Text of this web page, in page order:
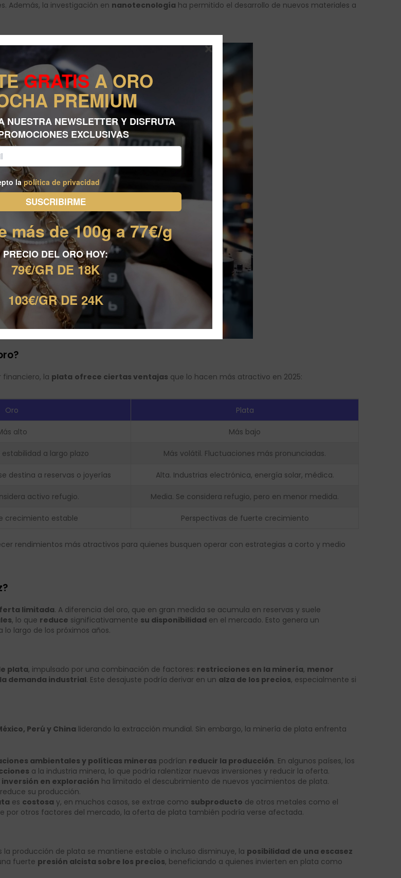
Además, la investigación en nanotecnología ha permitido el desarrollo de nuevos materiales a
financiero, la plata ofrece ciertas ventajas que lo hacen más atractivo en 2025:
Oro Plata
alto Más bajo
estabilidad a largo plazo Más volátil. Fluctuaciones más pronunciadas.
destina a reservas o joyerías Alta. Industrias electrónica, energía solar, médica.
activo refugio. Media. Se considera refugio, pero en menor medida.
crecimiento estable Perspectivas de fuerte crecimiento
rendimientos más atractivos para quienes busquen operar con estrategias a corto y medio
limitada. A diferencia del oro, que en gran medida se acumula en reservas y suele
, lo que reduce significativamente su disponibilidad en el mercado. Esto genera un
largo de los próximos años.
plata, impulsado por una combinación de factores: restricciones en la minería, menor
demanda industrial. Este desajuste podría derivar en un alza de los precios, especialmente si
Perú y China liderando la extracción mundial. Sin embargo, la minería de plata enfrenta
ambientales y políticas mineras podrían reducir la producción. En algunos países, los
a la industria minera, lo que podría ralentizar nuevas inversiones y reducir la oferta.
en exploración ha limitado el descubrimiento de nuevos yacimientos de plata.
su producción.
es costosa y, en muchos casos, se extrae como subproducto de otros metales como el
por otros factores del mercado, la oferta de plata también podría verse afectada.
producción de plata se mantiene estable o incluso disminuye, la posibilidad de una escasez
fuerte presión alcista sobre los precios, beneficiando a quienes invierten en plata como
GRATIS A ORO
PREMIUM
NUESTRA NEWSLETTER Y DISFRUTA
EXCLUSIVAS
lapolítica de privacidad
más de 100g a 77€/g
PRECIO DEL ORO HOY:
79€/GR DE 18K
103€/GR DE 24K